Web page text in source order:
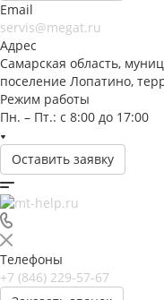
Email
servis@megat.ru
Адрес
Самарская область,
поселение Лопатино,
Режим работы
Пн. – Пт.: с 8:00 до 17:00
Оставить заявку
Телефоны
+7 (846) 229-57-67